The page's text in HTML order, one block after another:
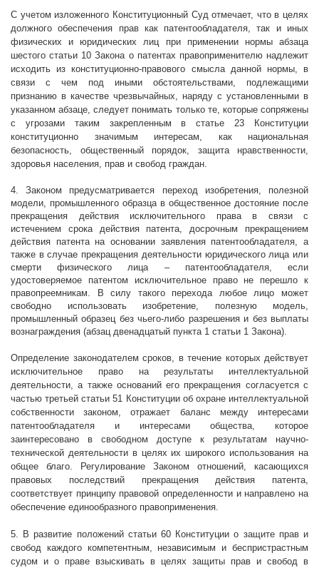
С учетом изложенного Конституционный Суд отмечает, что в целях
должного обеспечения прав как патентообладателя, так и иных
физических и юридических лиц при применении нормы абзаца
шестого статьи 10 Закона о патентах правоприменителю надлежит
исходить из конституционно-правового смысла данной нормы, в
связи с чем под иными обстоятельствами, подлежащими
признанию в качестве чрезвычайных, наряду с установленными в
указанном абзаце, следует понимать только те, которые сопряжены
с угрозами таким закрепленным в статье 23 Конституции
конституционно значимым интересам, как национальная
безопасность, общественный порядок, защита нравственности,
здоровья населения, прав и свобод граждан.
4. Законом предусматривается переход изобретения, полезной
модели, промышленного образца в общественное достояние после
прекращения действия исключительного права в связи с
истечением срока действия патента, досрочным прекращением
действия патента на основании заявления патентообладателя, а
также в случае прекращения деятельности юридического лица или
смерти физического лица – патентообладателя, если
удостоверяемое патентом исключительное право не перешло к
правопреемникам. В силу такого перехода любое лицо может
свободно использовать изобретение, полезную модель,
промышленный образец без чьего-либо разрешения и без выплаты
вознаграждения (абзац двенадцатый пункта 1 статьи 1 Закона).
Определение законодателем сроков, в течение которых действует
исключительное право на результаты интеллектуальной
деятельности, а также оснований его прекращения согласуется с
частью третьей статьи 51 Конституции об охране интеллектуальной
собственности законом, отражает баланс между интересами
патентообладателя и интересами общества, которое
заинтересовано в свободном доступе к результатам научно-
технической деятельности в целях их широкого использования на
общее благо. Регулирование Законом отношений, касающихся
правовых последствий прекращения действия патента,
соответствует принципу правовой определенности и направлено на
обеспечение единообразного правоприменения.
5. В развитие положений статьи 60 Конституции о защите прав и
свобод каждого компетентным, независимым и беспристрастным
судом и о праве взыскивать в целях защиты прав и свобод в